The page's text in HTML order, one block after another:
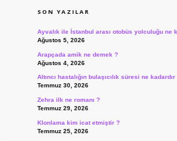
SON YAZILAR
Ayvalık ile İstanbul arası otobüs yolculuğu ne
Ağustos 5, 2026
Arapçada amik ne demek ?
Ağustos 4, 2026
Altıncı hastalığın bulaşıcılık süresi ne kadardır
Temmuz 30, 2026
Zehra ilk ne romanı ?
Temmuz 29, 2026
Klonlama kim icat etmiştir ?
Temmuz 25, 2026